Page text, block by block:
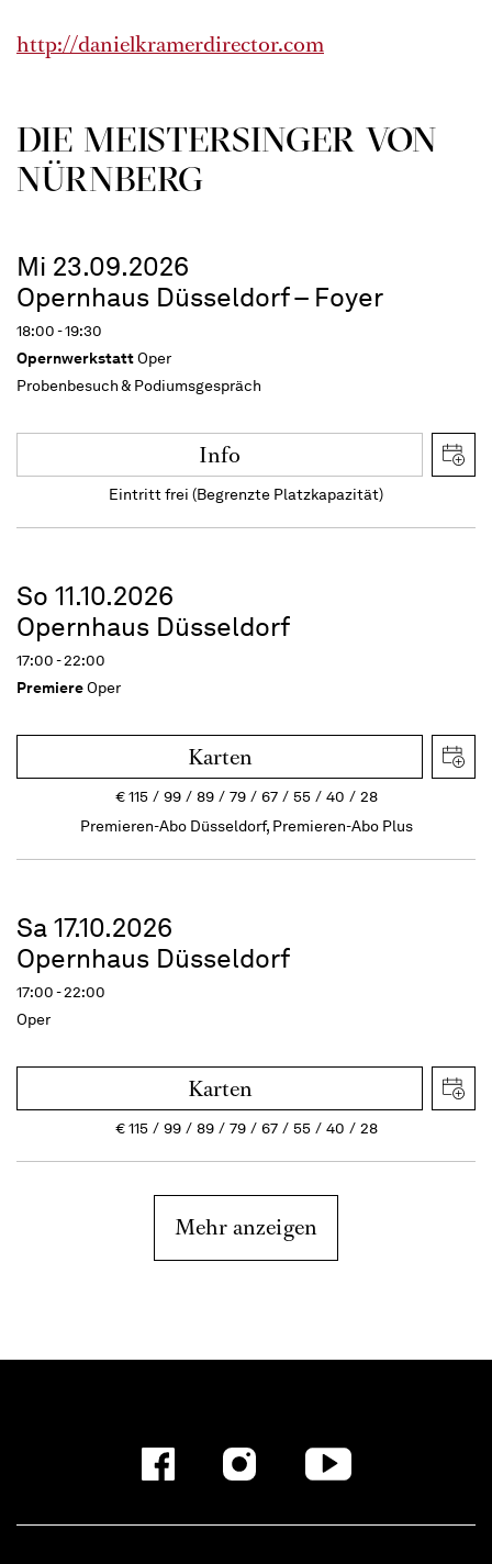
http://danielkramerdirector.com
DIE MEISTERSINGER VON
NÜRNBERG
Mi 23.09.2026
Opernhaus Düsseldorf – Foyer
18:00 - 19:30
OpernwerkstattOper
Probenbesuch & Podiumsgespräch
Info
Eintritt frei (Begrenzte Platzkapazität)
So 11.10.2026
Opernhaus Düsseldorf
17:00 - 22:00
PremiereOper
Karten
€115 99 89 79 67 55 40
28
Premieren-Abo Düsseldorf, Premieren-Abo Plus
Sa 17.10.2026
Opernhaus Düsseldorf
17:00 - 22:00
Oper
Karten
€115 99 89 79 67 55 40 28
Mehr anzeigen